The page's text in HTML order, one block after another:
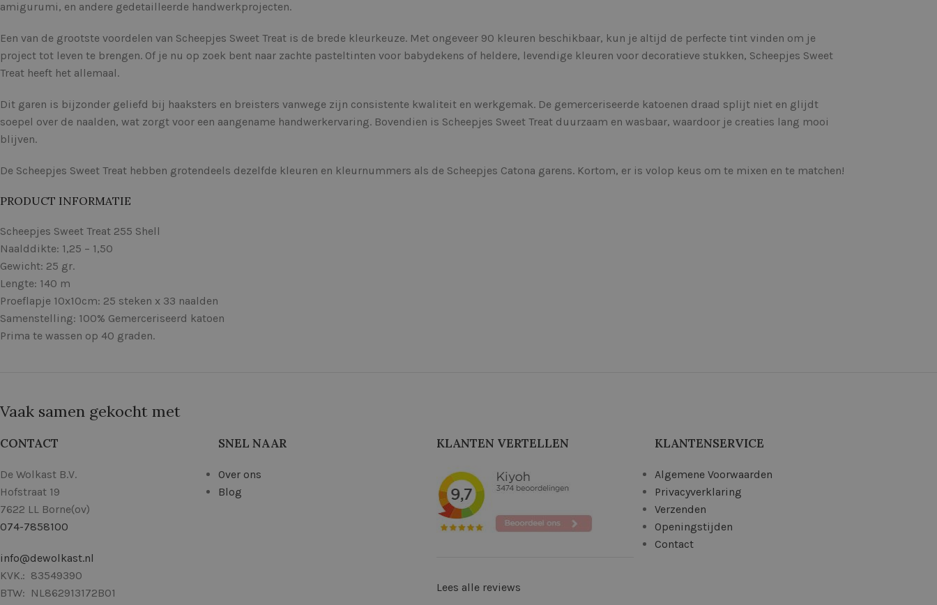
amigurumi, en andere gedetailleerde handwerkprojecten.
Een van de grootste voordelen van Scheepjes Sweet Treat is de brede kleurkeuze. Met ongeveer 90 kleuren beschikbaar, kun je altijd de perfecte tint vinden om je
project tot leven te brengen. Of je nu op zoek bent naar zachte pasteltinten voor babydekens of heldere, levendige kleuren voor decoratieve stukken, Scheepjes Sweet
Treat heeft het allemaal.
Dit garen is bijzonder geliefd bij haaksters en breisters vanwege zijn consistente kwaliteit en werkgemak. De gemerceriseerde katoenen draad splijt niet en glijdt
soepel over de naalden, wat zorgt voor een aangename handwerkervaring. Bovendien is Scheepjes Sweet Treat duurzaam en wasbaar, waardoor je creaties lang mooi
blijven.
De Scheepjes Sweet Treat hebben grotendeels dezelfde kleuren en kleurnummers als de Scheepjes Catona garens. Kortom, er is volop keus om te mixen en te matchen!
PRODUCT INFORMATIE
Scheepjes Sweet Treat 255 Shell
Naalddikte: 1,25 – 1,50
Gewicht: 25 gr.
Lengte: 140 m
Proeflapje 10x10cm: 25 steken x 33 naalden
Samenstelling: 100% Gemerceriseerd katoen
Prima te wassen op 40 graden.
Vaak samen gekocht met
CONTACT
De Wolkast B.V.
Hofstraat 19
7622 LL Borne(ov)
074-7858100
info@dewolkast.nl
KVK.: 83549390
BTW: NL862913172B01
SNEL NAAR
Over ons
Blog
KLANTEN VERTELLEN
Lees alle reviews
KLANTENSERVICE
Algemene Voorwaarden
Privacyverklaring
Verzenden
Openingstijden
Contact